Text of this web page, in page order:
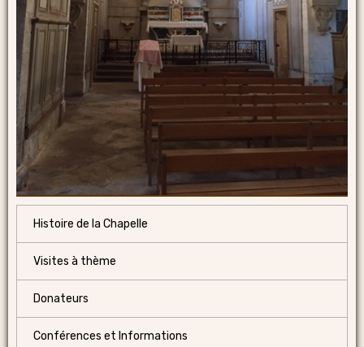
Histoire de la Chapelle
Visites à thème
Donateurs
Conférences et Informations